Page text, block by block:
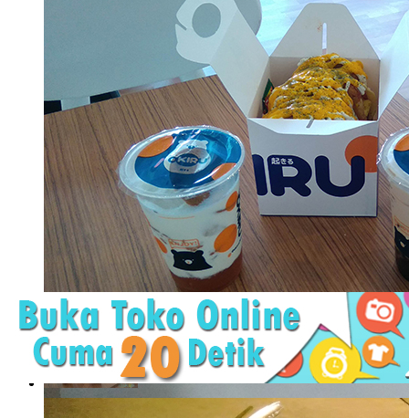
Okiru, Jujugan Baru Pecinta Boba dan Toast
Bencana Corona yang dimulai awal Maret ini memang tidak
berbagai rencana. Sebagian ..